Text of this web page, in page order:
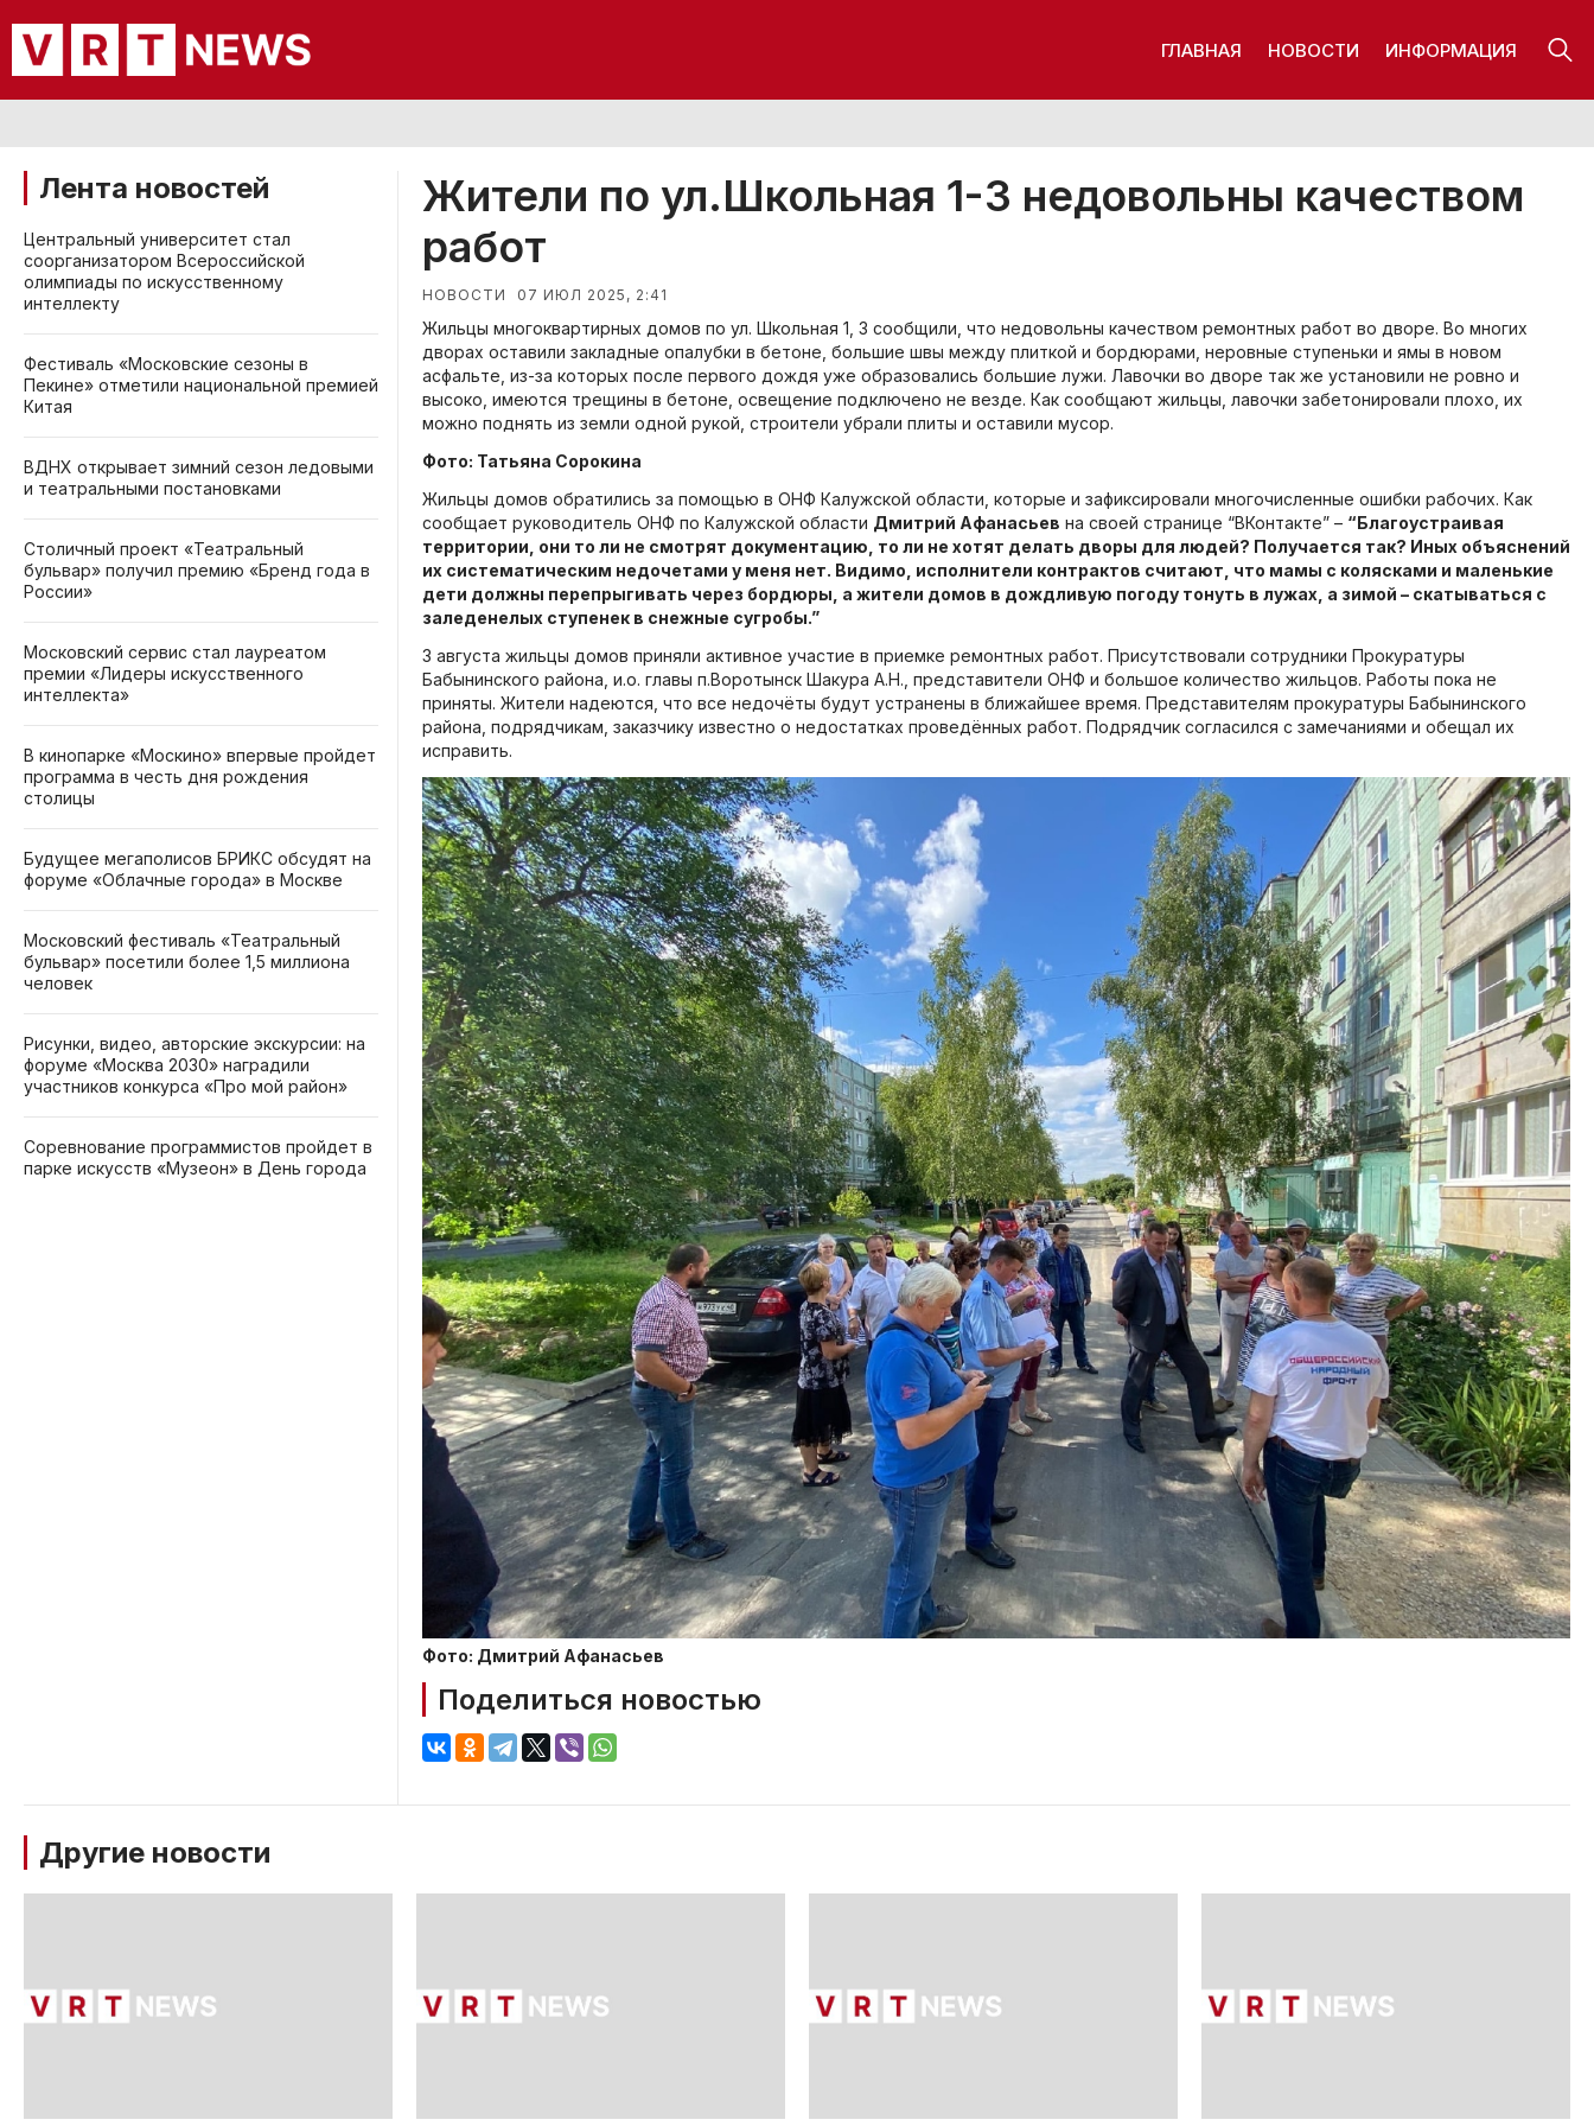
ГЛАВНАЯ НОВОСТИ ИНФОРМАЦИЯ
Лента новостей
Центральный университет стал
соорганизатором Всероссийской
олимпиады по искусственному
интеллекту
Фестиваль «Московские сезоны в
Пекине» отметили национальной премией
Китая
ВДНХ открывает зимний сезон ледовыми
и театральными постановками
Столичный проект «Театральный
бульвар» получил премию «Бренд года в
России»
Московский сервис стал лауреатом
премии «Лидеры искусственного
интеллекта»
В кинопарке «Москино» впервые пройдет
программа в честь дня рождения
столицы
Будущее мегаполисов БРИКС обсудят на
форуме «Облачные города» в Москве
Московский фестиваль «Театральный
бульвар» посетили более 1,5 миллиона
человек
Рисунки, видео, авторские экскурсии: на
форуме «Москва 2030» наградили
участников конкурса «Про мой район»
Соревнование программистов пройдет в
парке искусств «Музеон» в День города
Жители по ул.Школьная 1-3 недовольны качеством
работ
НОВОСТИ 07 ИЮЛ 2025, 2:41
Жильцы многоквартирных домов по ул. Школьная 1, 3 сообщили, что недовольны качеством ремонтных работ во дворе. Во многих
дворах оставили закладные опалубки в бетоне, большие швы между плиткой и бордюрами, неровные ступеньки и ямы в новом
асфальте, из-за которых после первого дождя уже образовались большие лужи. Лавочки во дворе так же установили не ровно и
высоко, имеются трещины в бетоне, освещение подключено не везде. Как сообщают жильцы, лавочки забетонировали плохо, их
можно поднять из земли одной рукой, строители убрали плиты и оставили мусор.
Фото: Татьяна Сорокина
Жильцы домов обратились за помощью в ОНФ Калужской области, которые и зафиксировали многочисленные ошибки рабочих. Как
сообщает руководитель ОНФ по Калужской области Дмитрий Афанасьев на своей странице “ВКонтакте” – “Благоустраивая
территории, они то ли не смотрят документацию, то ли не хотят делать дворы для людей? Получается так? Иных объяснений
их систематическим недочетами у меня нет. Видимо, исполнители контрактов считают, что мамы с колясками и маленькие
дети должны перепрыгивать через бордюры, а жители домов в дождливую погоду тонуть в лужах, а зимой – скатываться с
заледенелых ступенек в снежные сугробы.”
3 августа жильцы домов приняли активное участие в приемке ремонтных работ. Присутствовали сотрудники Прокуратуры
Бабынинского района, и.о. главы п.Воротынск Шакура А.Н., представители ОНФ и большое количество жильцов. Работы пока не
приняты. Жители надеются, что все недочёты будут устранены в ближайшее время. Представителям прокуратуры Бабынинского
района, подрядчикам, заказчику известно о недостатках проведённых работ. Подрядчик согласился с замечаниями и обещал их
исправить.
Фото: Дмитрий Афанасьев
Поделиться новостью
Другие новости